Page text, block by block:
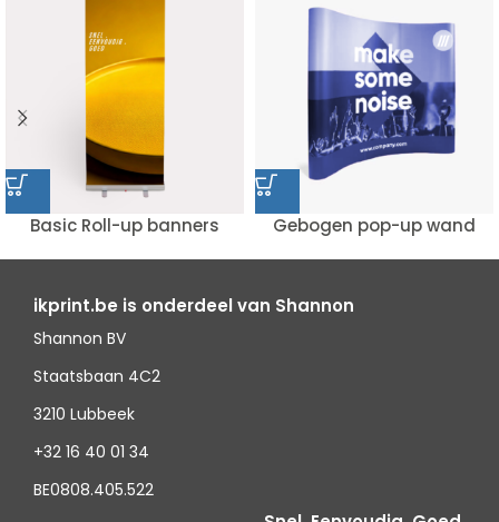
Basic Roll-up banners Gebogen pop-up wand
ikprint.be is onderdeel van Shannon
Shannon BV
Staatsbaan 4C2
3210 Lubbeek
+32 16 40 01 34
BE0808.405.522